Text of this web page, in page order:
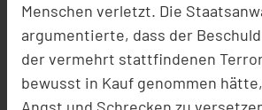
Menschen verletzt. Die
argumentierte, dass der
der vermehrt stattfindenen
bewusst in Kauf genommen